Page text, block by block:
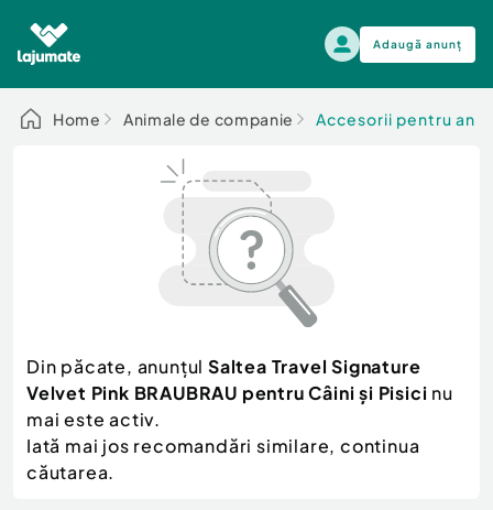
Adaugă anunț
Alege categoria
Auto, moto si ambarcatiuni
Electronice si electrocasnice
Mama si copilul
Moda si frumusete
Sport, timp liber, arta
Agro si Industrie
Auto, moto si ambarcatiuni
Scutere - ATV - UTV
Autoutilitare
Ambarcatiuni
Camioane - Rulote - Remorci
Motociclete
Home Animale de companie Accesorii pentru
Din păcate, anunțul Saltea Travel Signature
Velvet Pink BRAUBRAU pentru Câini și Pisici nu
mai este activ.
Iată mai jos recomandări similare, continua
căutarea.